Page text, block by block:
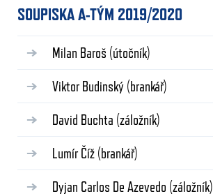
SOUPISKA A-TÝM 2019/2020
Milan Baroš (útočník)
Viktor Budinský (brankář)
David Buchta (záložník)
Lumír Číž (brankář)
Dyjan Carlos De Azevedo (záložník)